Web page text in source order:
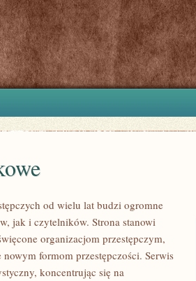
od wielu lat budzi ogromne
jak i czytelników. Strona stanowi
organizacjom przestępczym,
formom przestępczości. Serwis
koncentrując się na